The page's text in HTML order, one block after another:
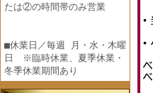
たは②の時間帯のみ営業
■休業日／毎週 月・水・木曜
日 ※臨時休業、夏季休業・
冬季休業期間あり